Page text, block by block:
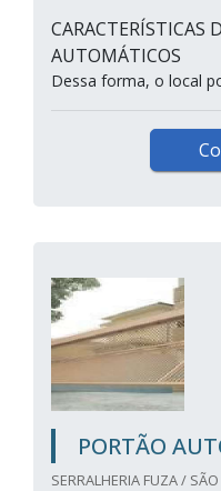
CARACTERÍSTICAS
AUTOMÁTICOS
Dessa forma, o local
PORTÃO
SERRALHERIA FUZA /